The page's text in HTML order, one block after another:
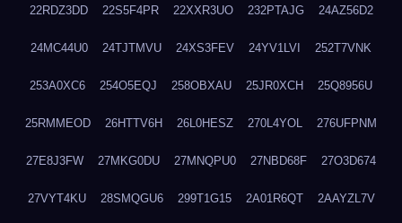
22RDZ3DD 22S5F4PR 22XXR3UO 232PTAJG 24AZ56D2
24MC44U0 24TJTMVU 24XS3FEV 24YV1LVI 252T7VNK
253A0XC6 254O5EQJ 258OBXAU 25JR0XCH 25Q8956U
25RMMEOD 26HTTV6H 26L0HESZ 270L4YOL 276UFPNM
27E8J3FW 27MKG0DU 27MNQPU0 27NBD68F 27O3D674
27VYT4KU 28SMQGU6 299T1G15 2A01R6QT 2AAYZL7V